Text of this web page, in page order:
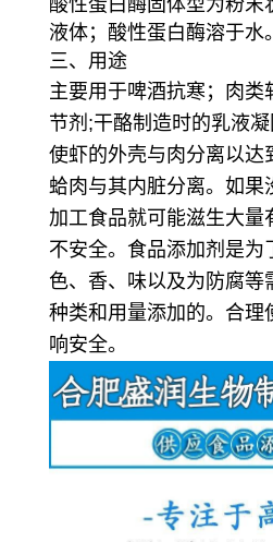
液体；酸性蛋白酶溶于水。
三、用途
主要用于啤酒抗寒；肉类
节剂;干酪制造时的乳液凝
使虾的外壳与肉分离以达
蛤肉与其内脏分离。如果
加工食品就可能滋生大量
不安全。食品添加剂是为
色、香、味以及为防腐等
种类和用量添加的。合理
响安全。